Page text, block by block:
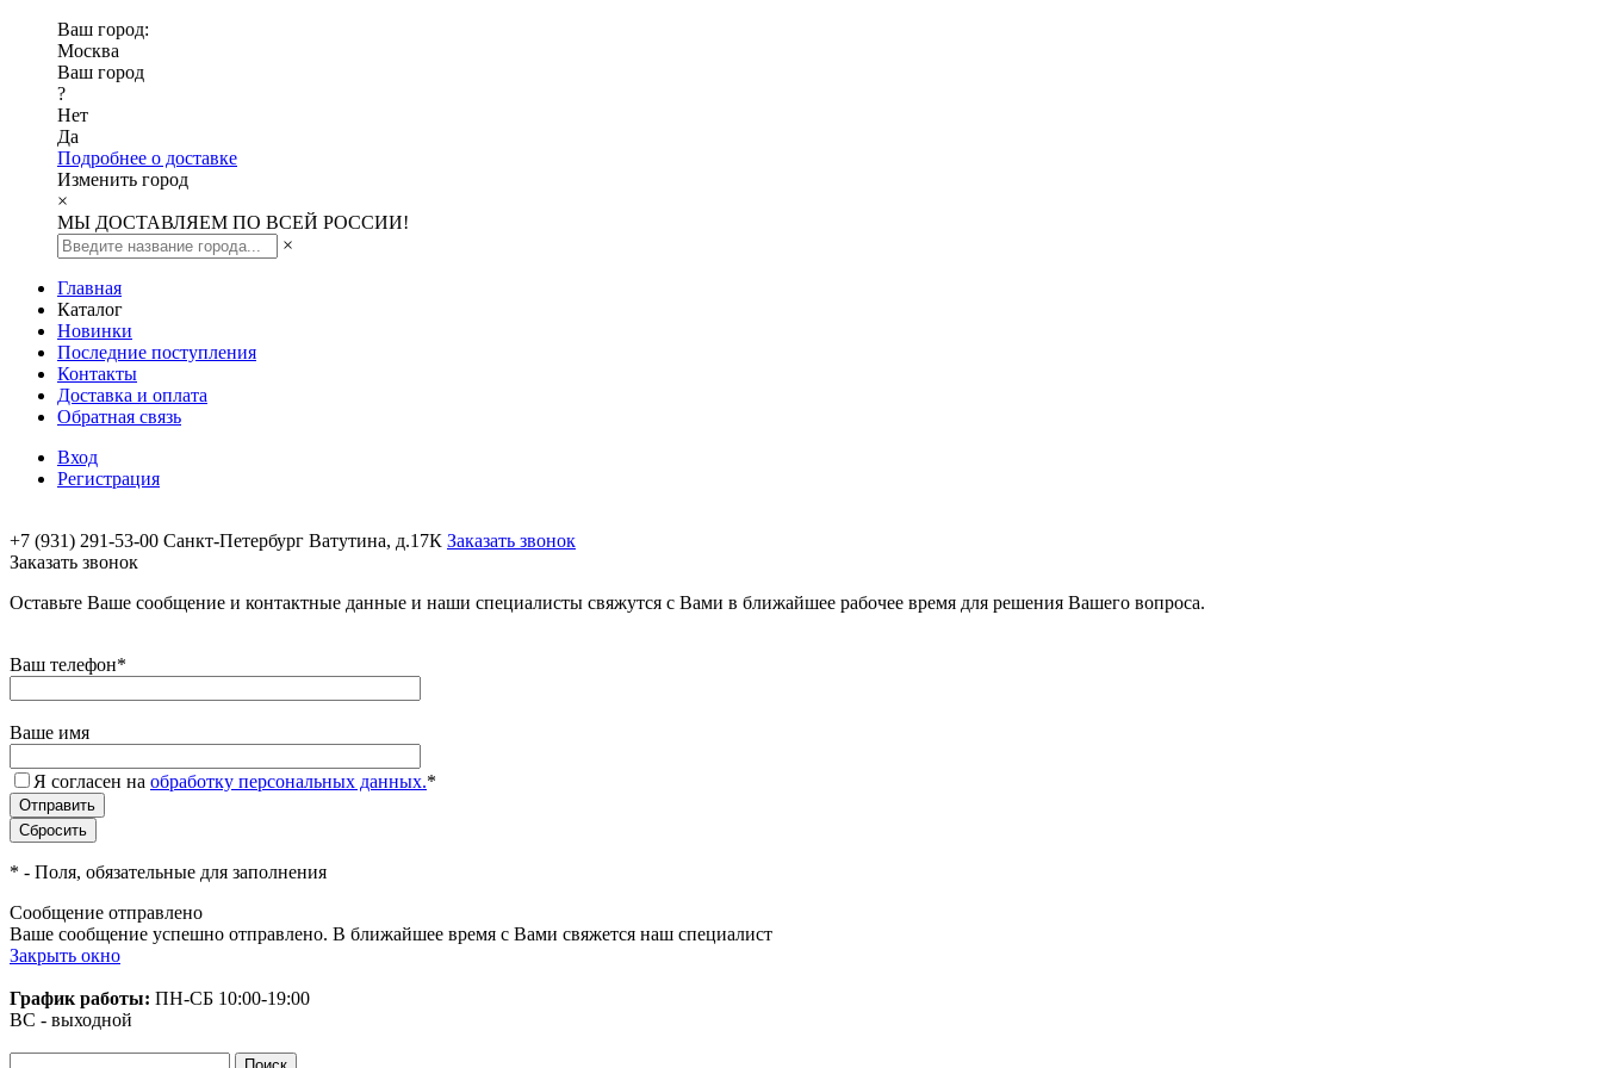
Ваш город:
Москва
Ваш город
?
Нет
Да
Подробнее о доставке
Изменить город
×
МЫ ДОСТАВЛЯЕМ ПО ВСЕЙ РОССИИ!
×
Главная
Каталог
Новинки
Последние поступления
Контакты
Доставка и оплата
Обратная связь
Вход
Регистрация
+7 (931) 291-53-00 Санкт-Петербург Ватутина, д.17К Заказать звонок
Заказать звонок
Оставьте Ваше сообщение и контактные данные и наши специалисты свяжутся с Вами в ближайшее рабочее время для решения Вашего вопроса.
Ваш телефон*
Ваше имя
Я согласен на обработку персональных данных.*
* - Поля, обязательные для заполнения
Сообщение отправлено
Ваше сообщение успешно отправлено. В ближайшее время с Вами свяжется наш специалист
Закрыть окно
График работы: ПН-СБ 10:00-19:00
ВС - выходной